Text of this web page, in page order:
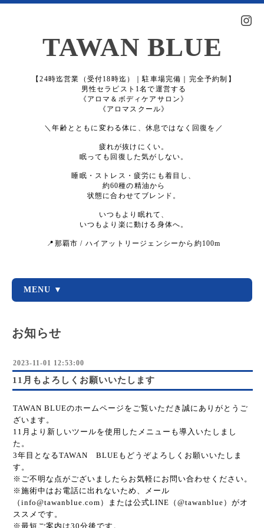
TAWAN BLUE
【24時迄営業（受付18時迄）｜駐車場完備｜完全予約制】
男性セラピスト1名で運営する
《アロマ＆ボディケアサロン》
《アロマスクール》
＼年齢とともに変わる体に、休息ではなく回復を／
疲れが抜けにくい。
眠っても回復した気がしない。
睡眠・ストレス・疲労にも着目し、
約60種の精油から
状態に合わせてブレンド。
いつもより眠れて、
いつもより楽に動ける身体へ。
📍那覇市 / ハイアットリージェンシーから約100m
MENU ▼
お知らせ
2023-11-01 12:53:00
11月もよろしくお願いいたします
TAWAN BLUEのホームページをご覧いただき誠にありがとうご
ざいます。
11月より新しいツールを使用したメニューも導入いたしまし
た。
3年目となるTAWAN BLUEもどうぞよろしくお願いいたしま
す。
※ご不明な点がございましたらお気軽にお問い合わせください。
※施術中はお電話に出れないため、メール
（info@tawanblue.com）または公式LINE（@tawanblue）がオ
ススメです。
※最短ご案内は30分後です。